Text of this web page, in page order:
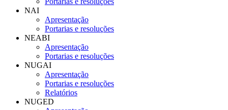
NAI
Apresentação
Portarias e resoluções
NEABI
Apresentação
Portarias e resoluções
NUGAI
Apresentação
Portarias e resoluções
Relatórios
NUGED